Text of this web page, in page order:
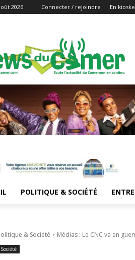
2026 Connecter / rejoindre En
POLITIQUE & SOCIÉTÉ
& Société Médias : Le CNC va en